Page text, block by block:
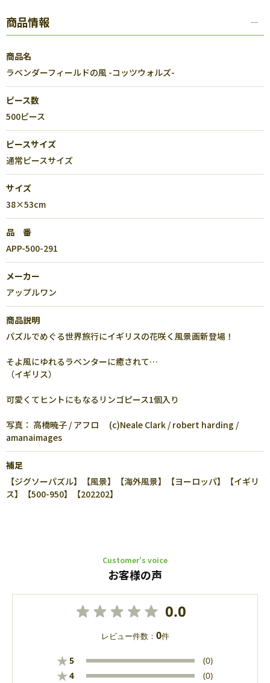
商品情報
商品名
ラベンダーフィールドの風 -コッツウォルズ-
ピース数
500ピース
ピースサイズ
通常ピースサイズ
サイズ
38×53cm
品 番
APP-500-291
メーカー
アップルワン
商品説明
パズルでめぐる世界旅行にイギリスの花咲く風景画新登場！
そよ風にゆれるラベンターに癒されて…
（イギリス）
可愛くてヒントにもなるリンゴピース1個入り
写真： 高橋暁子 / アフロ (c)Neale Clark / robert harding /
amanaimages
補足
【ジグソーパズル】【風景】【海外風景】【ヨーロッパ】【イギリ
ス】【500-950】【202202】
Customer’s voice
お客様の声
0.0
レビュー件数： 0件
★5 (0)
★4 (0)